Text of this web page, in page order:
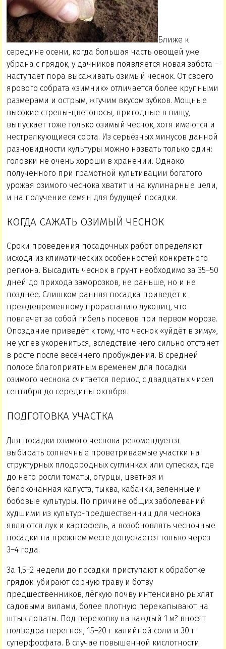
Ближе к
середине осени, когда большая часть овощей уже
убрана с грядок, у дачников появляется новая забота –
наступает пора высаживать озимый чеснок. От своего
ярового собрата «зимник» отличается более крупными
размерами и острым, жгучим вкусом зубков. Мощные
высокие стрелы-цветоносы, пригодные в пищу,
выпускает тоже только озимый чеснок, хотя имеются и
нестрелкующиеся сорта. Из серьёзных минусов данной
разновидности культуры можно назвать только один:
головки не очень хороши в хранении. Однако
полученного при грамотной культивации богатого
урожая озимого чеснока хватит и на кулинарные цели,
и на получение семян для будущей посадки.
КОГДА САЖАТЬ ОЗИМЫЙ ЧЕСНОК
Сроки проведения посадочных работ определяют
исходя из климатических особенностей конкретного
региона. Высадить чеснок в грунт необходимо за 35–50
дней до прихода заморозков, не раньше, но и не
позднее. Слишком ранняя посадка приведёт к
преждевременному прорастанию луковиц, что
повлечет за собой гибель посевов при первом морозе.
Опоздание приведёт к тому, что чеснок «уйдёт в зиму»,
не успев укорениться, вследствие чего сильно отстанет
в росте после весеннего пробуждения. В средней
полосе благоприятным временем для посадки
озимого чеснока считается период с двадцатых чисел
сентября до середины октября.
ПОДГОТОВКА УЧАСТКА
Для посадки озимого чеснока рекомендуется
выбирать солнечные проветриваемые участки на
структурных плодородных суглинках или супесках, где
до него росли томаты, огурцы, цветная и
белокочанная капуста, тыква, кабачки, зеленные и
бобовые культуры. По причине общих заболеваний
худшими из культур-предшественниц для чеснока
являются лук и картофель, а возобновлять чесночные
посадки на прежнем месте допускается только через
3–4 года.
За 1,5–2 недели до посадки приступают к обработке
грядок: убирают сорную траву и ботву
предшественников, лёгкую почву интенсивно рыхлят
садовыми вилами, более плотную перекапывают на
штык лопаты. Под перекопку на каждый 1 м? вносят
полведра перегноя, 15–20 г калийной соли и 30 г
суперфосфата. В случае повышенной кислотности